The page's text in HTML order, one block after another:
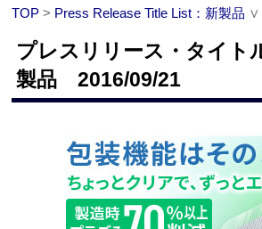
TOP > Press Release Title List：新製品 ∨
プレスリリース・タイト
製品 2016/09/21